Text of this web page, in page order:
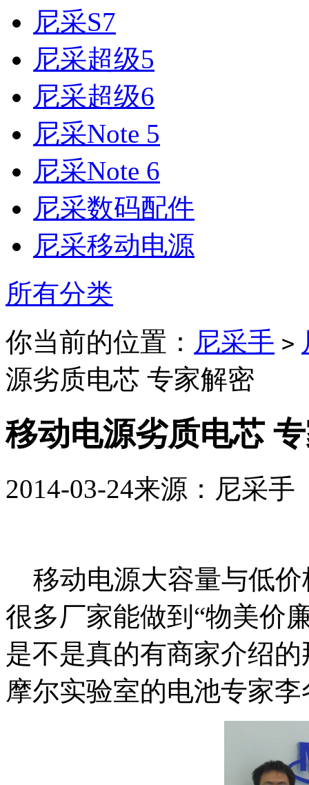
尼采S7
尼采超级5
尼采超级6
尼采Note 5
尼采Note 6
尼采数码配件
尼采移动电源
所有分类
你当前的位置： 尼采手 >
源劣质电芯 专家解密
移动电源劣质电芯
2014-03-24来源：尼采手
移动电源大容量与低
很多厂家能做到“物美价
是不是真的有商家介绍
摩尔实验室的电池专家